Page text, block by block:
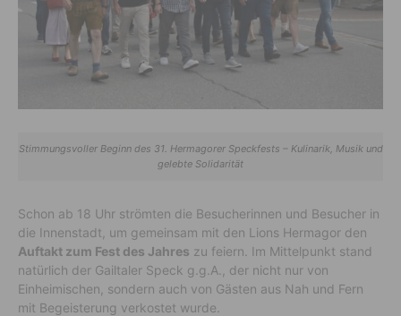
Stimmungsvoller Beginn des 31. Hermagorer Speckfests – Kulinarik, Musik und
gelebte Solidarität
Schon ab 18 Uhr strömten die Besucherinnen und Besucher in
die Innenstadt, um gemeinsam mit den Lions Hermagor den
Auftakt zum Fest des Jahres zu feiern. Im Mittelpunkt stand
natürlich der Gailtaler Speck g.g.A., der nicht nur von
Einheimischen, sondern auch von Gästen aus Nah und Fern
mit Begeisterung verkostet wurde.